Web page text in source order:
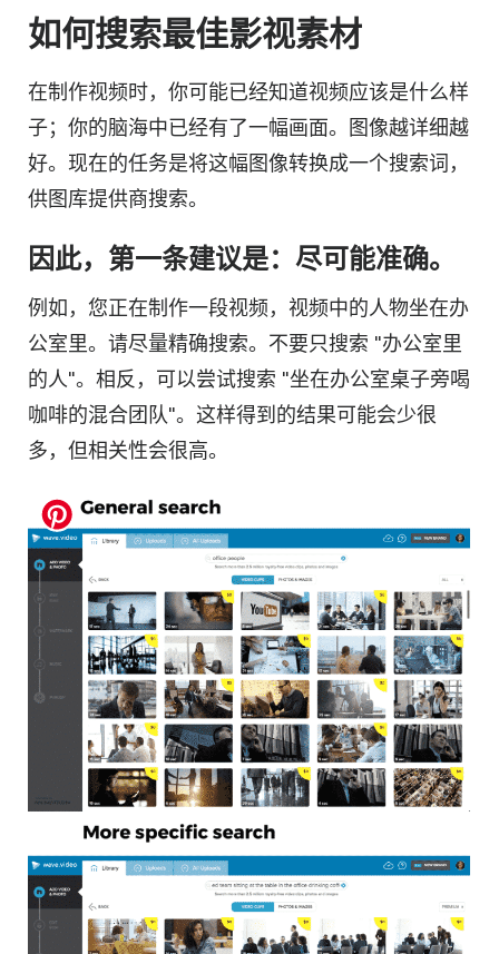
如何搜索最佳影视素材
在制作视频时，你可能已经知道视频应该是什么样
子；你的脑海中已经有了一幅画面。图像越详细越
好。现在的任务是将这幅图像转换成一个搜索词，
供图库提供商搜索。
因此，第一条建议是：尽可能准确。
例如，您正在制作一段视频，视频中的人物坐在办
公室里。请尽量精确搜索。不要只搜索 "办公室里
的人"。相反，可以尝试搜索 "坐在办公室桌子旁喝
咖啡的混合团队"。这样得到的结果可能会少很
多，但相关性会很高。